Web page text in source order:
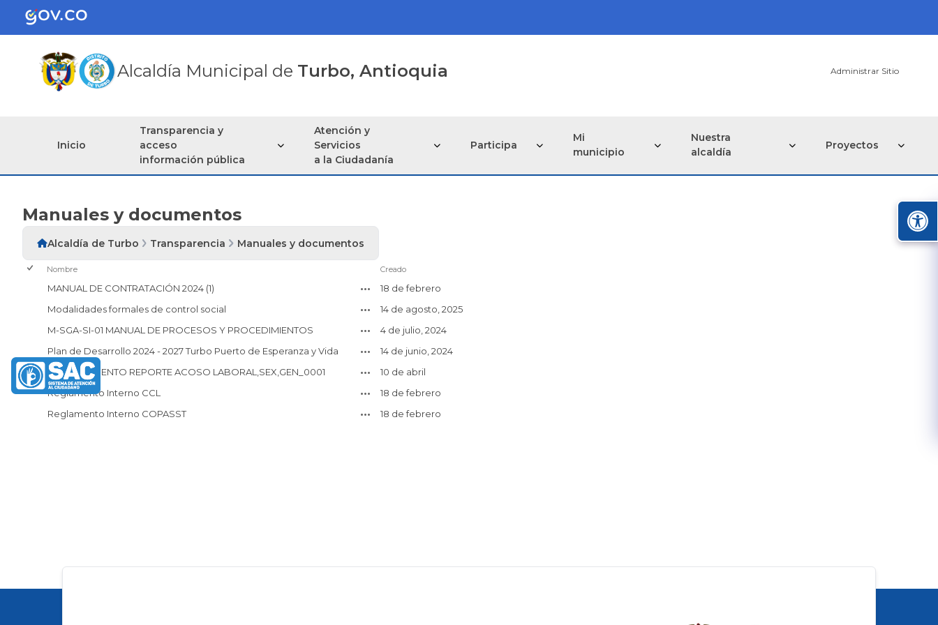
Alcaldía Municipal de Turbo, Antioquia Administrar Sitio
Inicio
Transparencia y
acceso
información pública
Atención y
Servicios
a la Ciudadanía
Participa
Mi
municipio
Nuestra
alcaldía
Proyectos
Manuales y documentos
Alcaldía de Turbo Transparencia Manuales y documentos
Nombre Creado
MANUAL DE CONTRATACIÓN 2024 (1)
18 de febrero
Modalidades formales de control social
14 de agosto, 2025
M-SGA-SI-01 MANUAL DE PROCESOS Y PROCEDIMIENTOS
4 de julio, 2024
Plan de Desarrollo 2024 - 2027 Turbo Puerto de Esperanza y Vida
14 de junio, 2024
PROCEDIMIENTO REPORTE ACOSO LABORAL,SEX,GEN_0001
10 de abril
Reglamento Interno CCL
18 de febrero
Reglamento Interno COPASST
18 de febrero